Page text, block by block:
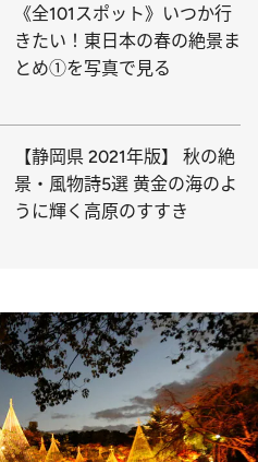
《全101スポット》いつか行
きたい！東日本の春の絶景ま
とめ①を写真で見る
【静岡県 2021年版】 秋の絶
景・風物詩5選 黄金の海のよ
うに輝く高原のすすき